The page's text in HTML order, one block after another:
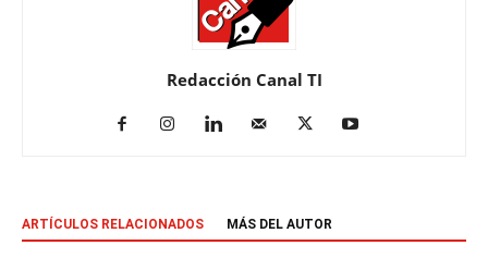
Redacción Canal TI
ARTÍCULOS RELACIONADOS MÁS DEL AUTOR